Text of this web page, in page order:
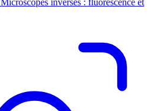
Microscopes inversés : fluorescence et